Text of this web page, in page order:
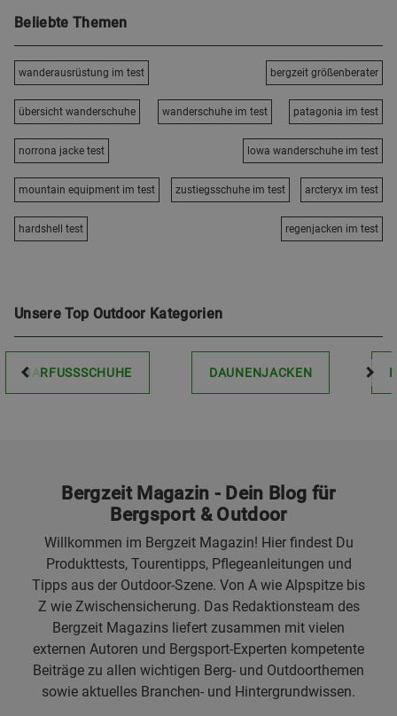
Beliebte Themen
wanderausrüstung im test bergzeit größenberater
übersicht wanderschuhe wanderschuhe im test patagonia im test
norrona jacke test lowa wanderschuhe im test
mountain equipment im test zustiegsschuhe im test arcteryx im test
hardshell test regenjacken im test
Unsere Top Outdoor Kategorien
BARFUSSSCHUHE DAUNENJACKEN
Bergzeit Magazin - Dein Blog für
Bergsport & Outdoor
Willkommen im Bergzeit Magazin! Hier findest Du
Produkttests, Tourentipps, Pflegeanleitungen und
Tipps aus der Outdoor-Szene. Von A wie Alpspitze bis
Z wie Zwischensicherung. Das Redaktionsteam des
Bergzeit Magazins liefert zusammen mit vielen
externen Autoren und Bergsport-Experten kompetente
Beiträge zu allen wichtigen Berg- und Outdoorthemen
sowie aktuelles Branchen- und Hintergrundwissen.